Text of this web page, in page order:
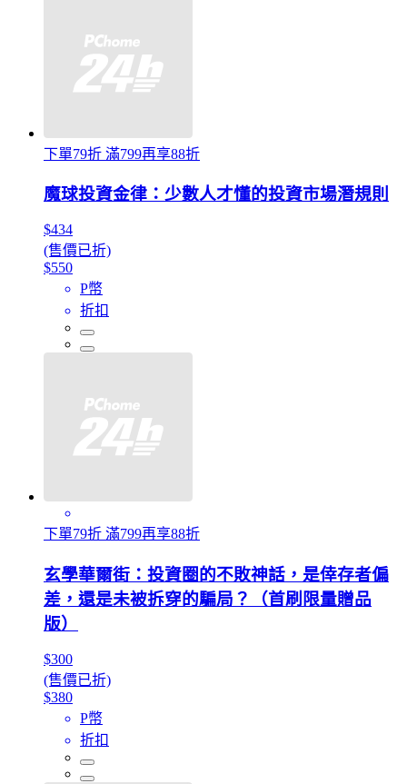
下單79折 滿799再享88折
魔球投資金律：少數人才懂的投資市場潛規則
$434
(售價已折)
$550
P幣
折扣
下單79折 滿799再享88折
玄學華爾街：投資圈的不敗神話，是倖存者偏
差，還是未被拆穿的騙局？（首刷限量贈品
版）
$300
(售價已折)
$380
P幣
折扣